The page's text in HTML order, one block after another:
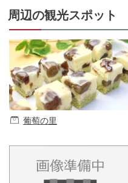
周辺の観光スポット
葡萄の里